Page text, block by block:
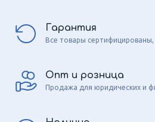
Гарантия
Все товары
Опт и розница
Продажа для юридических и